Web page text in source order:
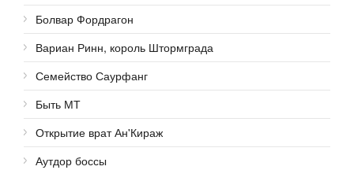
Болвар Фордрагон
Вариан Ринн, король Штормграда
Семейство Саурфанг
Быть МТ
Открытие врат Ан'Кираж
Аутдор боссы